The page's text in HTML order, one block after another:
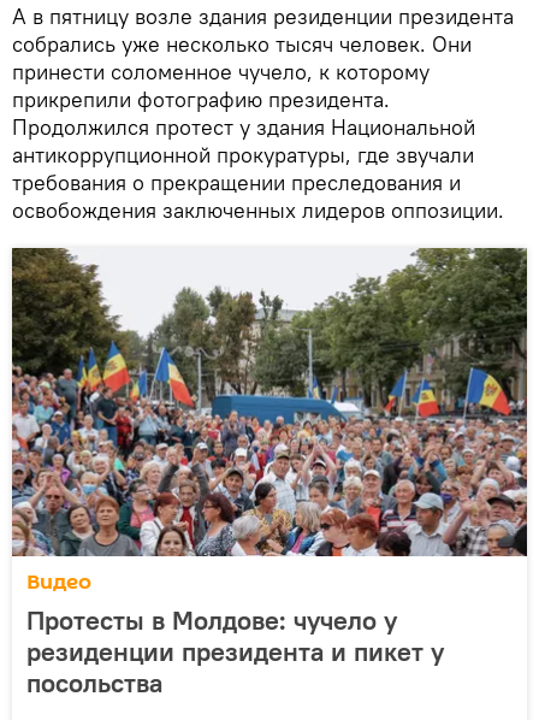
А в пятницу возле здания резиденции президента
собрались уже несколько тысяч человек. Они
принести соломенное чучело, к которому
прикрепили фотографию президента.
Продолжился протест у здания Национальной
антикоррупционной прокуратуры, где звучали
требования о прекращении преследования и
освобождения заключенных лидеров оппозиции.
Видео
Протесты в Молдове: чучело у
резиденции президента и пикет у
посольства